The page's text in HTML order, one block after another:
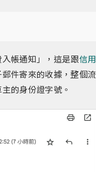
帳通知」，這是跟信用
件寄來的收據，整個流
的身份證字號。